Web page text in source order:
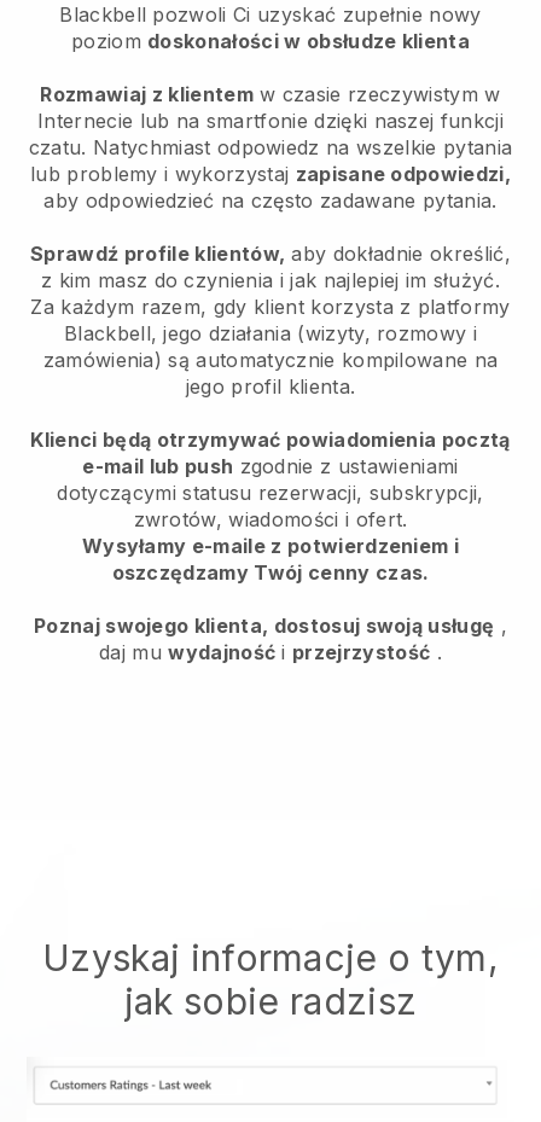
Blackbell pozwoli Ci uzyskać zupełnie nowy
poziom doskonałości w obsłudze klienta
Rozmawiaj z klientemw czasie rzeczywistym w
Internecie lub na smartfonie dzięki naszej funkcji
czatu. Natychmiast odpowiedz na wszelkie pytania
lub problemy i wykorzystaj zapisane odpowiedzi,
aby odpowiedzieć na często zadawane pytania.
Sprawdź profile klientów, aby dokładnie określić,
z kim masz do czynienia i jak najlepiej im służyć.
Za każdym razem, gdy klient korzysta z platformy
Blackbell, jego działania (wizyty, rozmowy i
zamówienia) są automatycznie kompilowane na
jego profil klienta.
Klienci będą otrzymywać powiadomienia pocztą
e-mail lub push zgodnie z ustawieniami
dotyczącymi statusu rezerwacji, subskrypcji,
zwrotów, wiadomości i ofert.
Wysyłamy e-maile z potwierdzeniem i
oszczędzamy Twój cenny czas.
Poznaj swojego klienta, dostosuj swoją usługę ,
daj muwydajność i przejrzystość .
Uzyskaj informacje o tym,
jak sobie radzisz